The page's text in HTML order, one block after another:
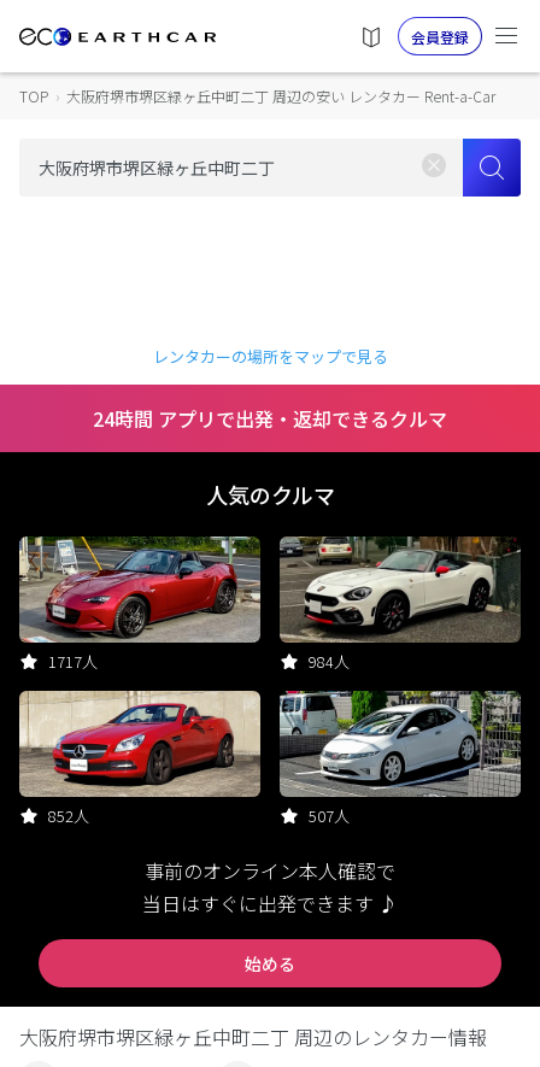
会員登録
TOP › 大阪府堺市堺区緑ヶ丘中町二丁 周辺の安い レンタカー Rent-a-Car
レンタカーの場所をマップで見る
24時間 アプリで出発・返却できるクルマ
人気のクルマ
1717人 984人
852人 507人
事前のオンライン本人確認で
当日はすぐに出発できます ♪
始める
大阪府堺市堺区緑ヶ丘中町二丁 周辺のレンタカー情報